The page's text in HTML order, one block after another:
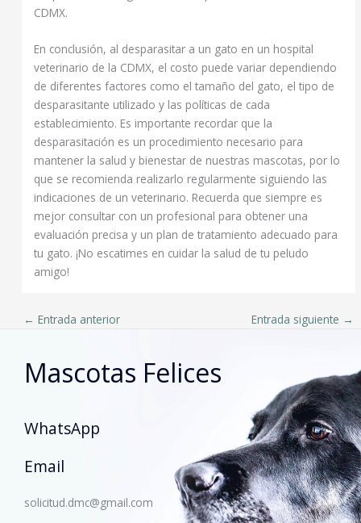
CDMX.
En conclusión, al desparasitar a un gato en un hospital
veterinario de la CDMX, el costo puede variar dependiendo
de diferentes factores como el tamaño del gato, el tipo de
desparasitante utilizado y las políticas de cada
establecimiento. Es importante recordar que la
desparasitación es un procedimiento necesario para
mantener la salud y bienestar de nuestras mascotas, por lo
que se recomienda realizarlo regularmente siguiendo las
indicaciones de un veterinario. Recuerda que siempre es
mejor consultar con un profesional para obtener una
evaluación precisa y un plan de tratamiento adecuado para
tu gato. ¡No escatimes en cuidar la salud de tu peludo
amigo!
← Entrada anterior Entrada siguiente →
Mascotas Felices
WhatsApp
Email
solicitud.dmc@gmail.com